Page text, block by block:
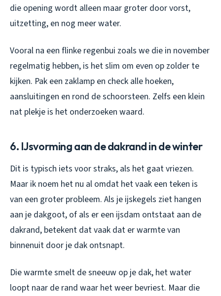
die opening wordt alleen maar groter door vorst,
uitzetting, en nog meer water.
Vooral na een flinke regenbui zoals we die in november
regelmatig hebben, is het slim om even op zolder te
kijken. Pak een zaklamp en check alle hoeken,
aansluitingen en rond de schoorsteen. Zelfs een klein
nat plekje is het onderzoeken waard.
6. IJsvorming aan de dakrand in de winter
Dit is typisch iets voor straks, als het gaat vriezen.
Maar ik noem het nu al omdat het vaak een teken is
van een groter probleem. Als je ijskegels ziet hangen
aan je dakgoot, of als er een ijsdam ontstaat aan de
dakrand, betekent dat vaak dat er warmte van
binnenuit door je dak ontsnapt.
Die warmte smelt de sneeuw op je dak, het water
loopt naar de rand waar het weer bevriest. Maar die